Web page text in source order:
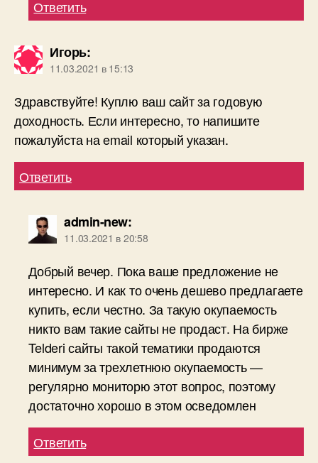
Ответить
Игорь:
11.03.2021 в 15:13
Здравствуйте! Куплю ваш сайт за годовую
доходность. Если интересно, то напишите
пожалуйста на email который указан.
Ответить
admin-new:
11.03.2021 в 20:58
Добрый вечер. Пока ваше предложение не
интересно. И как то очень дешево предлагаете
купить, если честно. За такую окупаемость
никто вам такие сайты не продаст. На бирже
Telderi сайты такой тематики продаются
минимум за трехлетнюю окупаемость —
регулярно мониторю этот вопрос, поэтому
достаточно хорошо в этом осведомлен
Ответить